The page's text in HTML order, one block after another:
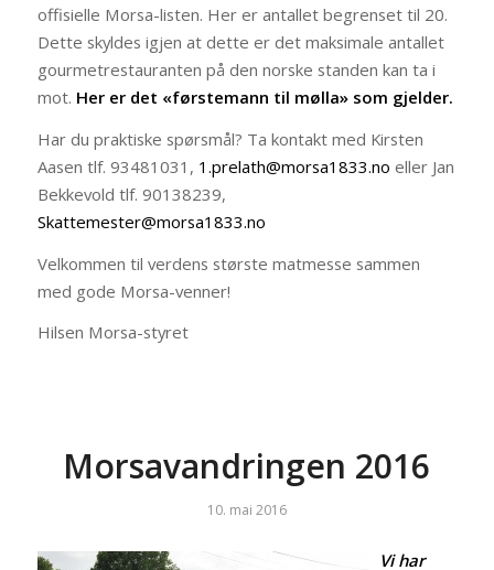
offisielle Morsa-listen. Her er antallet begrenset til 20.
Dette skyldes igjen at dette er det maksimale antallet
gourmetrestauranten på den norske standen kan ta i
mot. Her er det «førstemann til mølla» som gjelder.
Har du praktiske spørsmål? Ta kontakt med Kirsten
Aasen tlf. 93481031, 1.prelath@morsa1833.no eller Jan
Bekkevold tlf. 90138239,
Skattemester@morsa1833.no
Velkommen til verdens største matmesse sammen
med gode Morsa-venner!
Hilsen Morsa-styret
Morsavandringen 2016
10. mai 2016
Vi har